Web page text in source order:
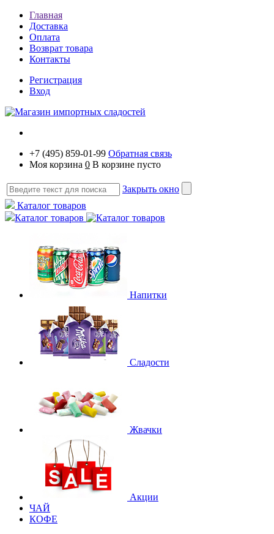
Главная
Доставка
Оплата
Возврат товара
Контакты
Регистрация
Вход
+7 (495) 859-01-99 Обратная связь
Моя корзина 0 В корзине пусто
Закрыть окно
Каталог товаров
Каталог товаров
Напитки
Сладости
Жвачки
Акции
ЧАЙ
КОФЕ